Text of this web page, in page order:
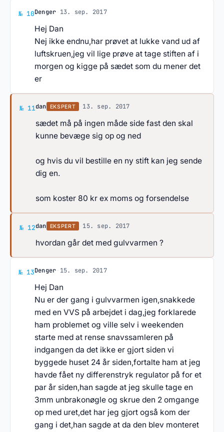
№ 10Svar af Denger
Denger· 13. sep. 2017
Hej Dan
Nej ikke endnu,har prøvet at lukke vand ud af
luftskruen,jeg vil lige prøve at tage stiften af i
morgen og kigge på sædet som du mener det
er
№ 11Svar af dan
dan EKSPERT 13. sep. 2017
sædet må på ingen måde side fast den skal
kunne bevæge sig op og ned
og hvis du vil bestille en ny stift kan jeg sende
dig en.
som koster 80 kr ex moms og forsendelse
№ 12Svar af dan
dan EKSPERT 15. sep. 2017
hvordan går det med gulvvarmen ?
№ 13Svar af Denger
Denger· 15. sep. 2017
Hej Dan
Nu er der gang i gulvvarmen igen,snakkede
med en VVS på arbejdet i dag,jeg forklarede
ham problemet og ville selv i weekenden
starte med at rense snavssamleren på
indgangen da det ikke er gjort siden vi
byggede huset 24 år siden,fortalte ham at jeg
havde fået ny differenstryk regulator på for et
par år siden,han sagde at jeg skulle tage en
3mm unbrakonøgle og skrue den 2 omgange
op med uret,det har jeg gjort også kom der
gang i det,han sagde at da den blev monteret